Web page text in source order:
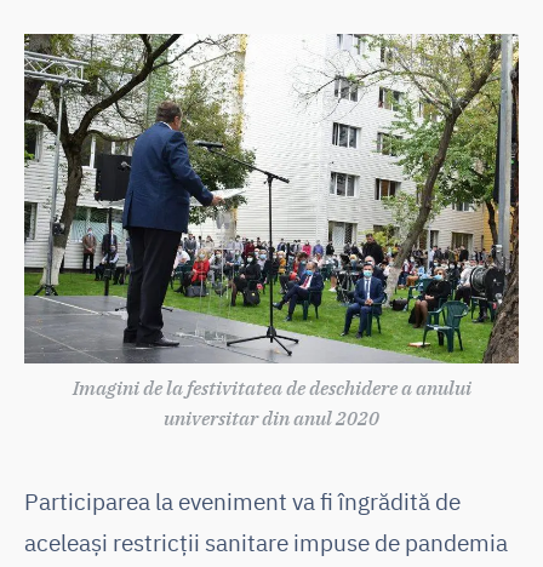
Imagini de la festivitatea de deschidere a anului
universitar din anul 2020
Participarea la eveniment va fi îngrădită de
aceleași restricții sanitare impuse de pandemia